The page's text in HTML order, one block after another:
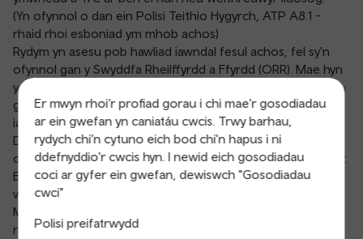
Er mwyn rhoi’r profiad gorau i chi mae'r gosodiadau
ar ein gwefan yn caniatáu cwcis. Trwy barhau,
rydych chi'n cytuno eich bod chi'n hapus i ni
ddefnyddio'r cwcis hyn. I newid eich gosodiadau
coci ar gyfer ein gwefan, dewiswch "Gosodiadau
cwci"
Polisi preifatrwydd
(Yn ofynnol o dan ein Polisi Teithio Hygyrch, ATP A8.1 -
rhaid rhoi esboniad ym mhob achos)
Rydym yn asesu pob hawliad iawndal fesul achos, fel sy'n
ofynnol gan y Swyddfa Rheilffyrdd a Ffyrdd (ORR). Mae hyn
yn golygu nad yw iawndal wedi'i gyfyngu i gost eich tocyn a
gall gynnwys ymddiheuriad, arwydd o ewyllys da, ac / neu
iawndal ariannol, yn dibynnu ar yr effaith ar eich taith.
Dim ond un hawliad sydd angen i deithwyr cyflwyno, hyd yn
oed os oedd eu taith yn cynnwys mwy nag un gweithredwr.
Bydd Trafnidiaeth Cymru yn cydlynu'r hawliad ar eich rhan i
wneud y broses mor hawdd â phosibl.
Mewn rhai achosion, gall fod er eich budd i weithredwr
rheilffyrdd arall ymdrin â'ch hawliad - er enghraifft, lle’r